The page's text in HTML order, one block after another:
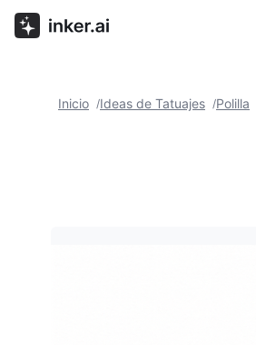
Inicio /Ideas de Tatuajes /Polilla